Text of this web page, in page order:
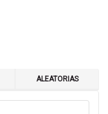
ALEATORIAS